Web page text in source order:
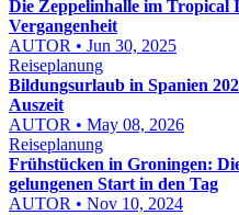
Die Zeppelinhalle im Tropical
Vergangenheit
AUTOR • Jun 30, 2025
Reiseplanung
Bildungsurlaub in Spanien
Auszeit
AUTOR • May 08, 2026
Reiseplanung
Frühstücken in Groningen:
gelungenen Start in den Tag
AUTOR • Nov 10, 2024